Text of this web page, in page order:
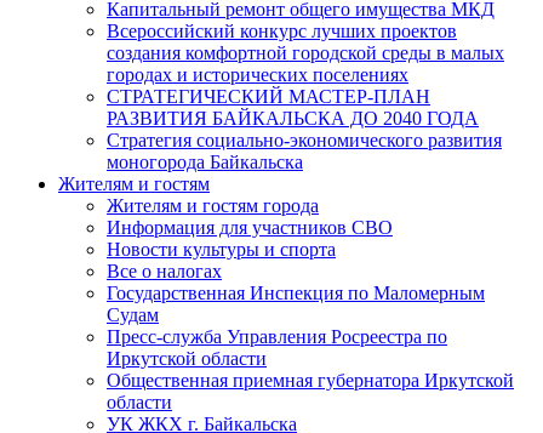
Капитальный ремонт общего имущества МКД
Всероссийский конкурс лучших проектов
создания комфортной городской среды в малых
городах и исторических поселениях
СТРАТЕГИЧЕСКИЙ МАСТЕР-ПЛАН
РАЗВИТИЯ БАЙКАЛЬСКА ДО 2040 ГОДА
Стратегия социально-экономического развития
моногорода Байкальска
Жителям и гостям
Жителям и гостям города
Информация для участников СВО
Новости культуры и спорта
Все о налогах
Государственная Инспекция по Маломерным
Судам
Пресс-служба Управления Росреестра по
Иркутской области
Общественная приемная губернатора Иркутской
области
УК ЖКХ г. Байкальска